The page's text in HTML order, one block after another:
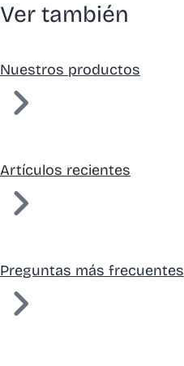
Ver también
Nuestros productos
Artículos recientes
Preguntas más frecuentes